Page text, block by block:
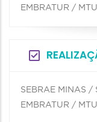
EMBRATUR /
SEBRAE MINAS /
EMBRATUR /